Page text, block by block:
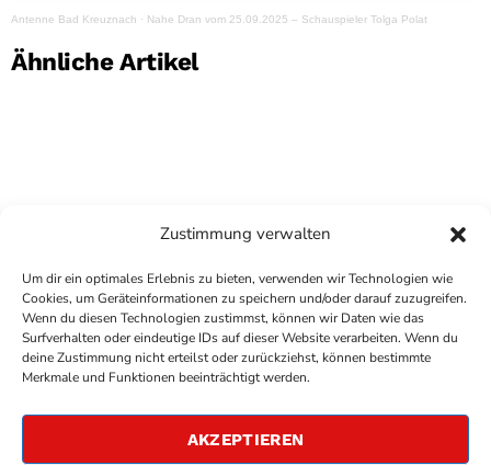
Zustimmung verwalten
Um dir ein optimales Erlebnis zu bieten, verwenden wir Technologien wie
Cookies, um Geräteinformationen zu speichern und/oder darauf zuzugreifen.
Wenn du diesen Technologien zustimmst, können wir Daten wie das
Surfverhalten oder eindeutige IDs auf dieser Website verarbeiten. Wenn du
deine Zustimmung nicht erteilst oder zurückziehst, können bestimmte
Merkmale und Funktionen beeinträchtigt werden.
AKZEPTIEREN
Antenne Bad Kreuznach · Nahe Dran vom 25.09.2025 – Schauspieler Tolga Polat
Ähnliche Artikel
COPYRIGHTANTENNE BAD KREUZNACH